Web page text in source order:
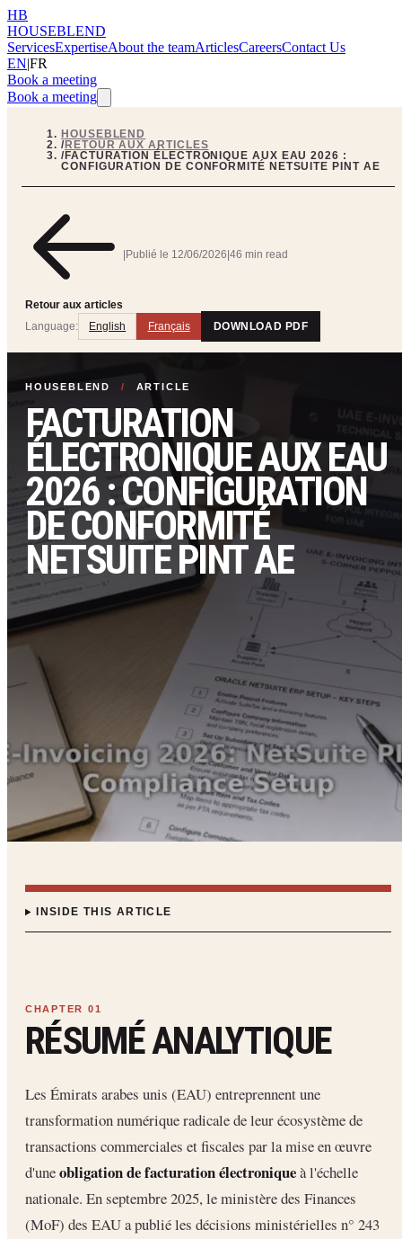
HB
HOUSEBLEND
ServicesExpertiseAbout the teamArticlesCareersContact Us
EN|FR
Book a meeting
Book a meeting
HOUSEBLEND
/RETOUR AUX ARTICLES
/FACTURATION ÉLECTRONIQUE AUX EAU 2026 :
CONFIGURATION DE CONFORMITÉ NETSUITE PINT AE
Retour aux articles
Publié le 12/06/2026 46 min read
Language: English Français DOWNLOAD PDF
HOUSEBLEND / ARTICLE
FACTURATION
ÉLECTRONIQUE AUX EAU
2026 : CONFIGURATION
DE CONFORMITÉ
NETSUITE PINT AE
INSIDE THIS ARTICLE
RÉSUMÉ ANALYTIQUE
Les Émirats arabes unis (EAU) entreprennent une
transformation numérique radicale de leur écosystème de
transactions commerciales et fiscales par la mise en œuvre
d'uneobligation de facturation électroniqueà l'échelle
nationale. En septembre 2025, le ministère des Finances
(MoF) des EAU a publié les décisions ministérielles n° 243